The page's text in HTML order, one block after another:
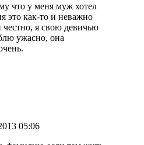
что у меня муж хотел
это как-то и неважно
честно, я свою девичью
ужасно, она
05:06